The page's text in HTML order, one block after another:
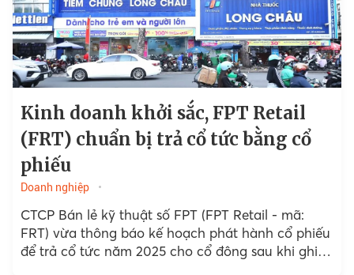
Kinh doanh khởi sắc, FPT Retail
(FRT) chuẩn bị trả cổ tức bằng cổ
phiếu
Doanh nghiệp
CTCP Bán lẻ kỹ thuật số FPT (FPT Retail - mã:
FRT) vừa thông báo kế hoạch phát hành cổ phiếu
để trả cổ tức năm 2025 cho cổ đông sau khi ghi